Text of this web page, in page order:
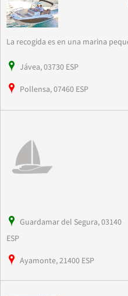
La recogida es en una marina
Jávea, 03730 ESP
Pollensa, 07460 ESP
Guardamar del Segura, 03140
ESP
Ayamonte, 21400 ESP